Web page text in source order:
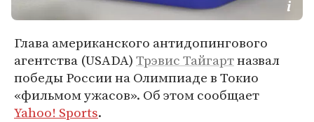
Глава американского антидопингового
агентства (USADA)Трэвис Тайгартназвал
победы России на Олимпиаде в Токио
«фильмом ужасов». Об этом сообщает
Yahoo! Sports.